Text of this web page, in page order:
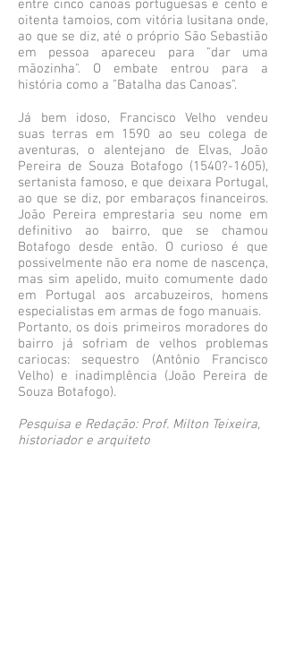
entre cinco canoas portuguesas e cento e
oitenta tamoios, com vitória lusitana onde,
ao que se diz, até o próprio São Sebastião
em pessoa apareceu para "dar uma
mãozinha". O embate entrou para a
história como a "Batalha das Canoas".
Já bem idoso, Francisco Velho vendeu
suas terras em 1590 ao seu colega de
aventuras, o alentejano de Elvas, João
Pereira de Souza Botafogo (1540?-1605),
sertanista famoso, e que deixara Portugal,
ao que se diz, por embaraços financeiros.
João Pereira emprestaria seu nome em
definitivo ao bairro, que se chamou
Botafogo desde então. O curioso é que
possivelmente não era nome de nascença,
mas sim apelido, muito comumente dado
em Portugal aos arcabuzeiros, homens
especialistas em armas de fogo manuais.
Portanto, os dois primeiros moradores do
bairro já sofriam de velhos problemas
cariocas: sequestro (Antônio Francisco
Velho) e inadimplência (João Pereira de
Souza Botafogo).
Pesquisa e Redação: Prof. Milton Teixeira,
historiador e arquiteto